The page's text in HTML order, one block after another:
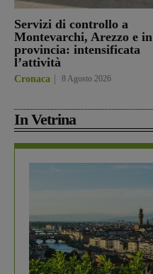
Servizi di controllo a
Montevarchi, Arezzo e in
provincia: intensificata
l’attività
Cronaca 8 Agosto 2026
In Vetrina